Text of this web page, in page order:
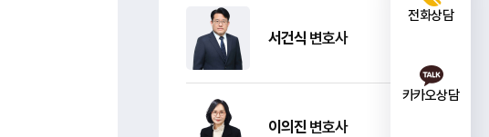
전화상담
카카오상담
서건식 변호사
이의진 변호사